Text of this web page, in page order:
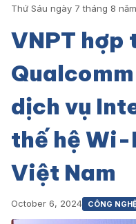
Thứ Sáu ngày 7 tháng 8
VNPT hợp
dịch vụ
thế hệ Wi-
Việt Nam
October 6, 2024 CÔNG